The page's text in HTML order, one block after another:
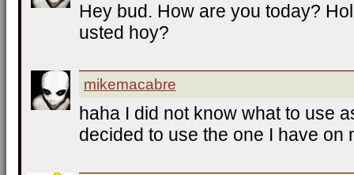
Hey bud. How are you today?
usted hoy?
mikemacabre
haha I did not know what to use
decided to use the one I have on